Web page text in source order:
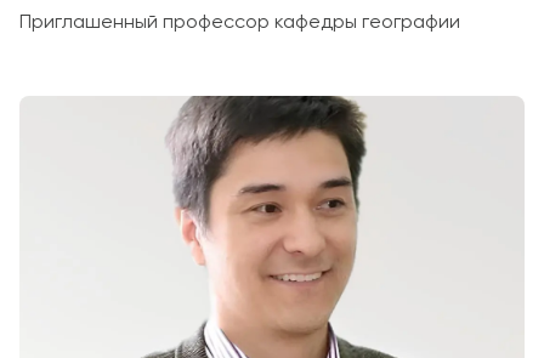
Приглашенный профессор кафедры географии